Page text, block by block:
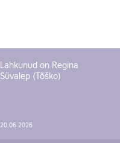
Lahkunud on Regina
Süvalep (Tõško)
20.06.2026